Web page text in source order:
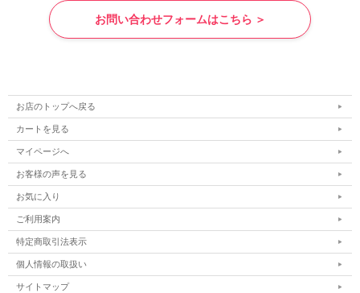
お問い合わせフォームはこちら ＞
お店のトップへ戻る
カートを見る
マイページへ
お客様の声を見る
お気に入り
ご利用案内
特定商取引法表示
個人情報の取扱い
サイトマップ